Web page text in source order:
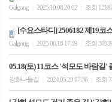
Galgong 2025.10.08 20:02 조회
[수요스타디] 2506182 제19코
Galgong 2025.06.18 17:59 조회
05.18(토) 11코스 '석모도 바람길
강화나들길 2024.05.20 17:36 조회